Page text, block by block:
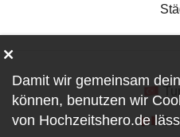
Damit wir gemeinsam
können, benutzen wir
von Hochzeitshero.de